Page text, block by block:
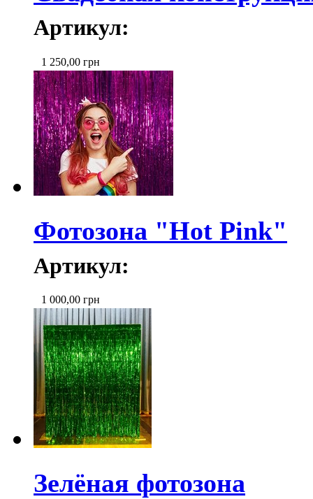
Артикул:
1 250,00 грн
Фотозона "Hot Pink"
Артикул:
1 000,00 грн
Зелёная фотозона